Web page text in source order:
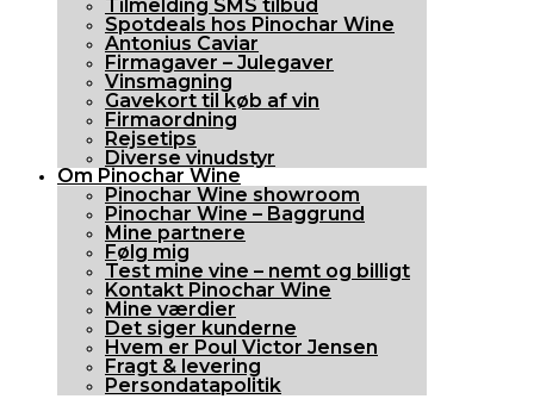
Tilmelding SMS tilbud
Spotdeals hos Pinochar Wine
Antonius Caviar
Firmagaver – Julegaver
Vinsmagning
Gavekort til køb af vin
Firmaordning
Rejsetips
Diverse vinudstyr
Om Pinochar Wine
Pinochar Wine showroom
Pinochar Wine – Baggrund
Mine partnere
Følg mig
Test mine vine – nemt og billigt
Kontakt Pinochar Wine
Mine værdier
Det siger kunderne
Hvem er Poul Victor Jensen
Fragt & levering
Persondatapolitik